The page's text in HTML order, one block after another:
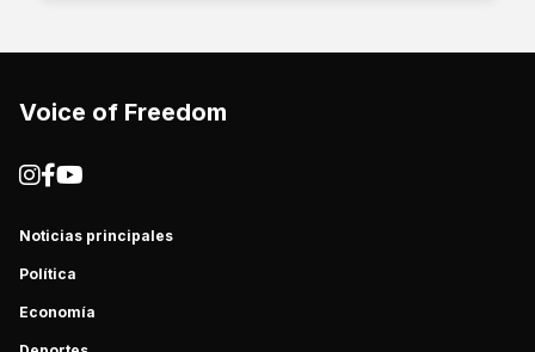
Voice of Freedom
Noticias principales
Política
Economía